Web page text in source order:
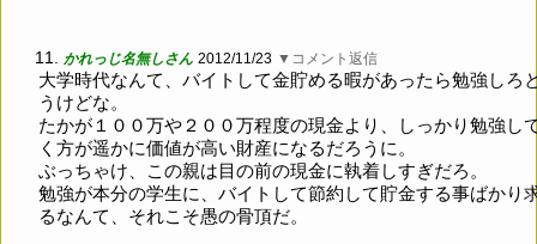
11. かれっじ名無しさん 2012/11/23 ▼コメント返信
大学時代なんて、バイトして金貯める暇があったら勉強しろ
うけどな。
たかが１００万や２００万程度の現金より、しっかり勉強し
く方が遥かに価値が高い財産になるだろうに。
ぶっちゃけ、この親は目の前の現金に執着しすぎだろ。
勉強が本分の学生に、バイトして節約して貯金する事ばかり
るなんて、それこそ愚の骨頂だ。